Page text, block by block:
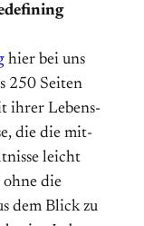
hier bei uns
250 Seiten
ihrer Lebens­
die die mit­
leicht
die
dem Blick zu